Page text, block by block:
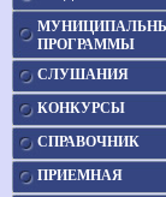
ПРОГРАММЫ
СЛУШАНИЯ
КОНКУРСЫ
СПРАВОЧНИК
ПРИЕМНАЯ